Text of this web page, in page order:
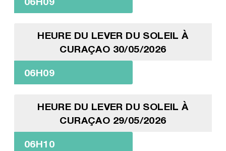
HEURE DU LEVER DU SOLEIL À
CURAÇAO 30/05/2026
06H09
HEURE DU LEVER DU SOLEIL À
CURAÇAO 29/05/2026
06H10